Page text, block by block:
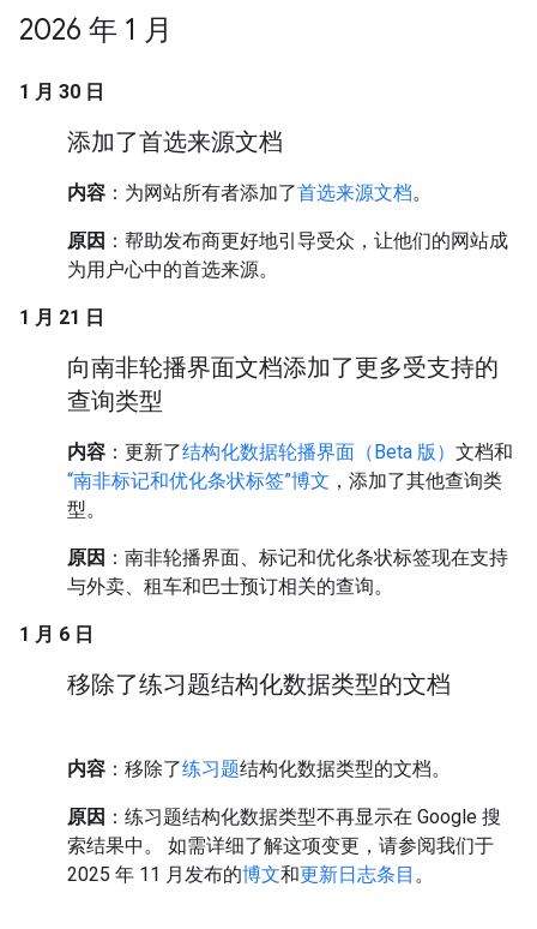
2026 年 1 月
1 月 30 日
添加了首选来源文档
内容 ：为网站所有者添加了首选来源文档。
原因 ：帮助发布商更好地引导受众，让他们的网站成
为用户心中的首选来源。
1 月 21 日
向南非轮播界面文档添加了更多受支持的
查询类型
内容 ：更新了结构化数据轮播界面（Beta 版） 文档和
“南非标记和优化条状标签”博文 ，添加了其他查询类
型。
原因 ：南非轮播界面、标记和优化条状标签现在支持
与外卖、租车和巴士预订相关的查询。
1 月 6 日
移除了练习题结构化数据类型的文档
内容 ：移除了练习题结构化数据类型的文档。
原因 ：练习题结构化数据类型不再显示在 Google 搜
索结果中。 如需详细了解这项变更，请参阅我们于
2025 年 11 月发布的博文和更新日志条目 。